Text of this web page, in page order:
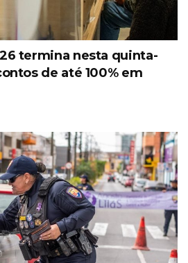
termina nesta quinta-
de até 100% em